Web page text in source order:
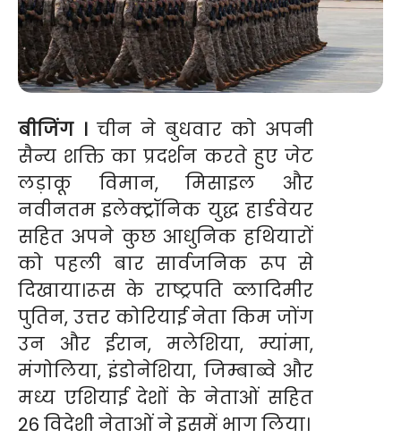
बीजिंग । चीन ने बुधवार को अपनी
सैन्य शक्ति का प्रदर्शन करते हुए जेट
लड़ाकू विमान, मिसाइल और
नवीनतम इलेक्ट्रॉनिक युद्ध हार्डवेयर
सहित अपने कुछ आधुनिक हथियारों
को पहली बार सार्वजनिक रूप से
दिखाया।रूस के राष्ट्रपति व्लादिमीर
पुतिन, उत्तर कोरियाई नेता किम जोंग
उन और ईरान, मलेशिया, म्यांमा,
मंगोलिया, इंडोनेशिया, जिम्बाब्वे और
मध्य एशियाई देशों के नेताओं सहित
26 विदेशी नेताओं ने इसमें भाग लिया।